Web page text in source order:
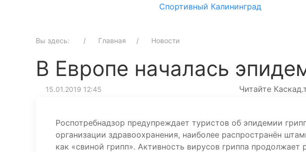
Спортивный Калининград
Вы здесь: Главная Новости
В Европе началась
15.01.2019 12:45 Читайте
Роспотребнадзор предупреждает туристов об эпидемии
организации здравоохранения, наиболее распространён
как «свиной грипп». Активность вирусов гриппа продолжает